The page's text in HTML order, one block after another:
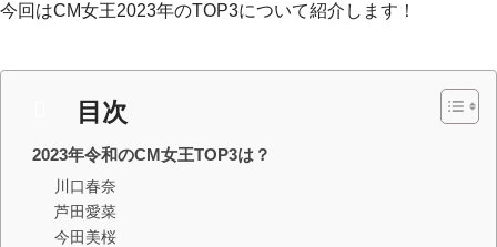
今回はCM女王2023年のTOP3について紹介します！
目次
2023年令和のCM女王TOP3は？
川口春奈
芦田愛菜
今田美桜